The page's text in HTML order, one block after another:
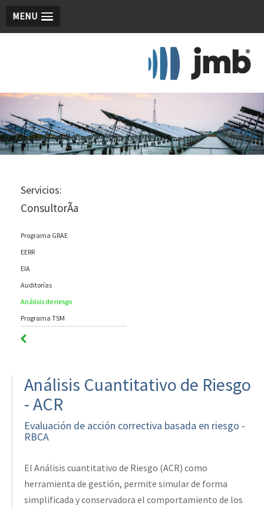
MENU
Servicios:
ConsultorÃ­a
Programa GRAE
EERR
EIA
Auditorías
Análisis de riesgo
Programa TSM
Análisis Cuantitativo de Riesgo
- ACR
Evaluación de acción correctiva basada en riesgo -
RBCA
El Análisis cuantitativo de Riesgo (ACR) como
herramienta de gestión, permite simular de forma
simplificada y conservadora el comportamiento de los